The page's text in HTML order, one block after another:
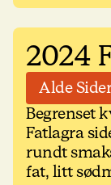
2024
Alde Sider
Begrenset
Fatlagra
rundt
fat, litt